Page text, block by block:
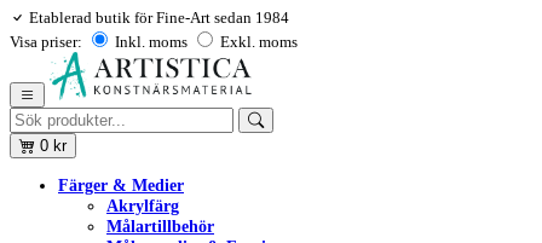
Etablerad butik för Fine-Art sedan 1984
Visa priser:
Inkl. moms Exkl. moms
0 kr
Färger & Medier
Akrylfärg
Målartillbehör